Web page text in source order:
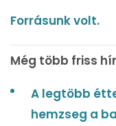
Forrásunk volt.
Még több friss
A legtöbb
hemzseg a